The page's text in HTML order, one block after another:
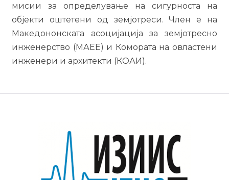
мисии за определување на сигурноста на
објекти оштетени од земјотреси. Член е на
Македононската асоцијација за земјотресно
инженерство (МАЕЕ) и Комората на овластени
инженери и архитекти (КОАИ).